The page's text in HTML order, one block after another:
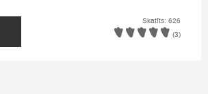
Skatīts: 626
(3)